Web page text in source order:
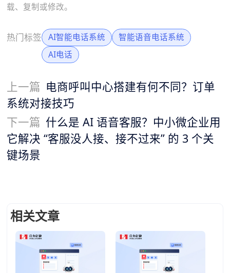
载、复制或修改。
热门标签 AI智能电话系统
智能语音电话系统
AI电话
上一篇 电商呼叫中心搭建有何不同？订单
系统对接技巧
下一篇 什么是 AI 语音客服？中小微企业用
它解决 “客服没人接、接不过来” 的 3 个关
键场景
相关文章